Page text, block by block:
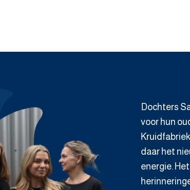
Dochters
voor hun
daar het
energie.